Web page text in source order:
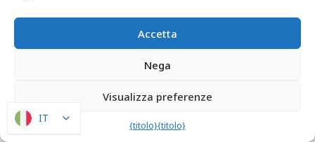
Accetta
Nega
Visualizza preferenze
{titolo}{titolo}
riservatezza
IT
IT